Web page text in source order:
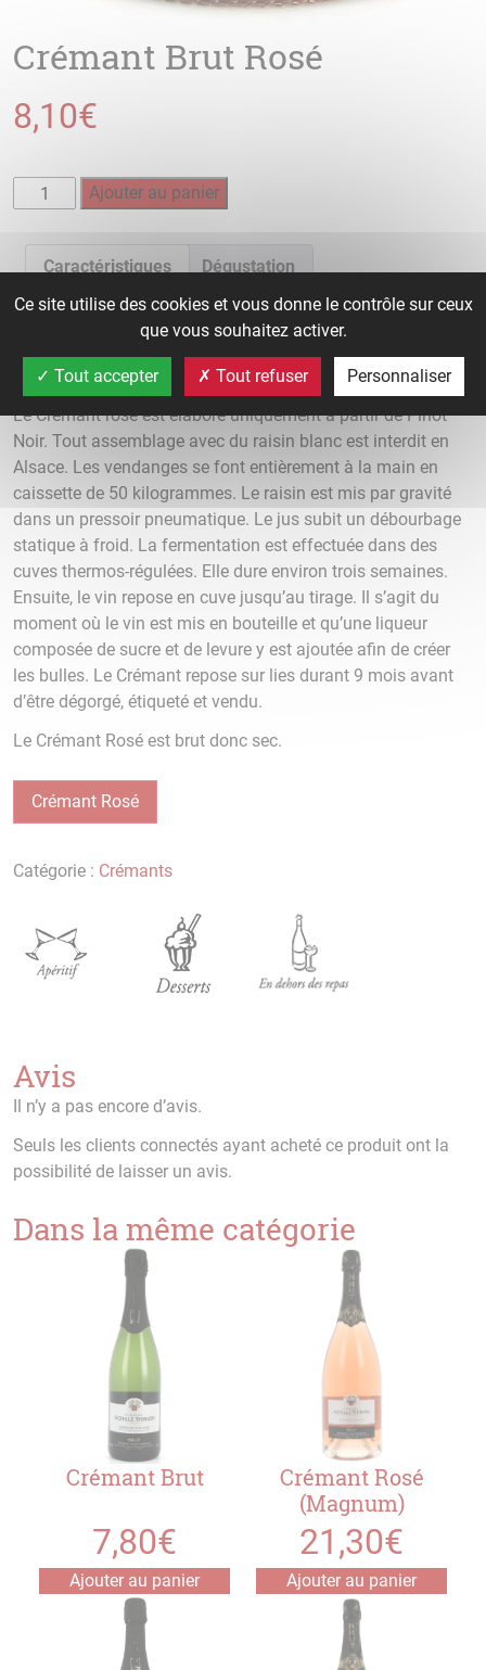
Crémant Brut Rosé
8,10€
quantité
de
Crémant
Rosé
Ajouter au panier
Caractéristiques Dégustation
Accords mets et vins
Élaboration
Le Crémant rosé est élaboré uniquement à partir de Pinot
Noir. Tout assemblage avec du raisin blanc est interdit en
Alsace. Les vendanges se font entièrement à la main en
caissette de 50 kilogrammes. Le raisin est mis par gravité
dans un pressoir pneumatique. Le jus subit un débourbage
statique à froid. La fermentation est effectuée dans des
cuves thermos-régulées. Elle dure environ trois semaines.
Ensuite, le vin repose en cuve jusqu’au tirage. Il s’agit du
moment où le vin est mis en bouteille et qu’une liqueur
composée de sucre et de levure y est ajoutée afin de créer
les bulles. Le Crémant repose sur lies durant 9 mois avant
d’être dégorgé, étiqueté et vendu.
Le Crémant Rosé est brut donc sec.
Crémant Rosé
Catégorie : Crémants
Avis
Il n’y a pas encore d’avis.
Seuls les clients connectés ayant acheté ce produit ont la
possibilité de laisser un avis.
Dans la même catégorie
Crémant Brut
7,80€
Ajouter au panier
Crémant Rosé
(Magnum)
21,30€
Ajouter au panier
Ce site utilise des cookies et vous donne le contrôle sur ceux
que vous souhaitez activer.
Tout accepter Tout refuser Personnaliser